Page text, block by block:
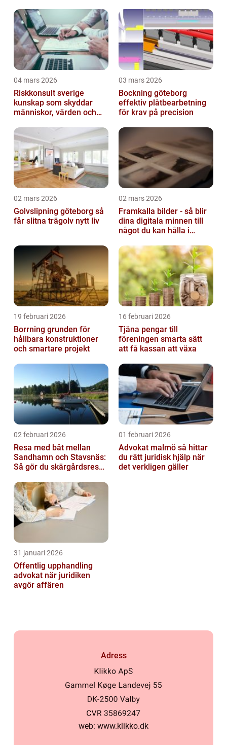
04 mars 2026
Riskkonsult sverige
kunskap som skyddar
människor, värden och
03 mars 2026
Bockning göteborg
effektiv plåtbearbetning
för krav på precision
02 mars 2026
Golvslipning göteborg så
får slitna trägolv nytt liv
02 mars 2026
Framkalla bilder - så blir
dina digitala minnen till
något du kan hålla i
19 februari 2026
Borrning grunden för
hållbara konstruktioner
och smartare projekt
16 februari 2026
Tjäna pengar till
föreningen smarta sätt
att få kassan att växa
02 februari 2026
Resa med båt mellan
Sandhamn och Stavsnäs:
Så gör du skärgårdsresan
01 februari 2026
Advokat malmö så hittar
du rätt juridisk hjälp när
det verkligen gäller
31 januari 2026
Offentlig upphandling
advokat när juridiken
avgör affären
Adress
web: www.klikko.dk